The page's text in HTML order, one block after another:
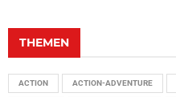
THEMEN
ACTION ACTION-ADVENTURE